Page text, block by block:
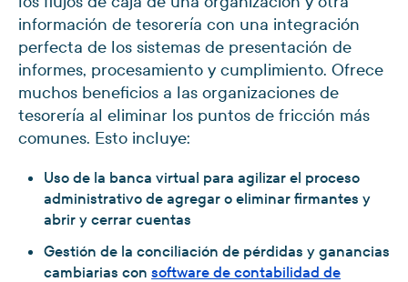
información de tesorería con una integración
perfecta de los sistemas de presentación de
informes, procesamiento y cumplimiento. Ofrece
muchos beneficios a las organizaciones de
tesorería al eliminar los puntos de fricción más
comunes. Esto incluye:
Uso de la banca virtual para agilizar el proceso
administrativo de agregar o eliminar firmantes y
abrir y cerrar cuentas
Gestión de la conciliación de pérdidas y ganancias
cambiarias consoftware de contabilidad de